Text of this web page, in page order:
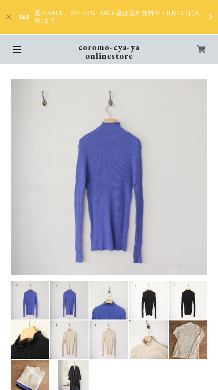
夏のSALE、20~50%! SALE品は送料無料中！8月11日(火
祝)まで
coromo-cya-ya
onlinestore